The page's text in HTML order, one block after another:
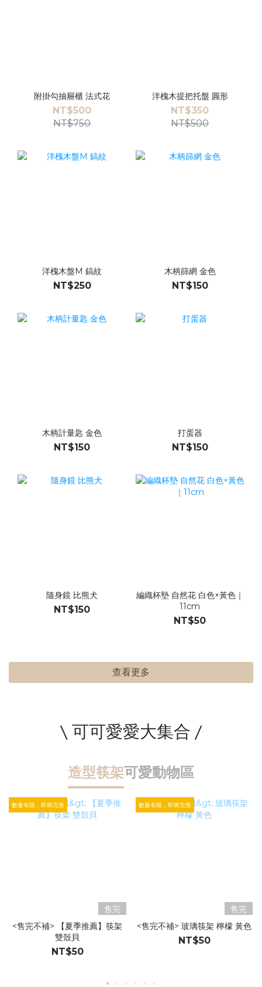
附掛勾抽屜櫃 法式花
NT$500
NT$750
洋槐木提把托盤 圓形
NT$350
NT$500
洋槐木盤M 鎬紋
NT$250
木柄篩網 金色
NT$150
木柄計量匙 金色
NT$150
打蛋器
NT$150
隨身鏡 比熊犬
NT$150
編織杯墊 自然花 白色×黃色｜
11cm
NT$50
查看更多
\ 可可愛愛大集合 /
造型筷架可愛動物區
數量有限，即將完售
售完
<售完不補> 【夏季推薦】筷架
雙殼貝
NT$50
數量有限，即將完售
售完
<售完不補> 玻璃筷架 檸檬 黃色
NT$50